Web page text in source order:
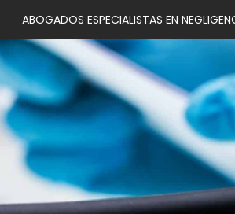
ABOGADOS ESPECIALISTAS EN